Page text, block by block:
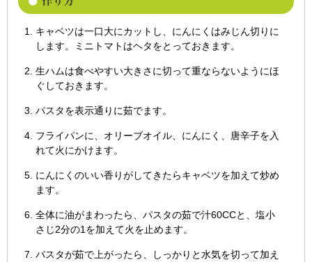
キャベツは一口大にカットし、にんにくはみじん切りに
します。ミニトマトはヘタをとっておきます。
生ハムは食べやすい大きさに切って重ならないようにほ
ぐしておきます。
パスタを表示通りに茹でます。
フライパンに、オリーブオイル、にんにく、唐辛子を入
れて火にかけます。
にんにくのいい香りがしてきたらキャベツを加えて炒め
ます。
全体に油がまわったら、パスタの茹で汁60CCと、塩小
さじ2分の1を加えて火を止めます。
パスタが茹で上がったら、しっかりと水気を切って加え